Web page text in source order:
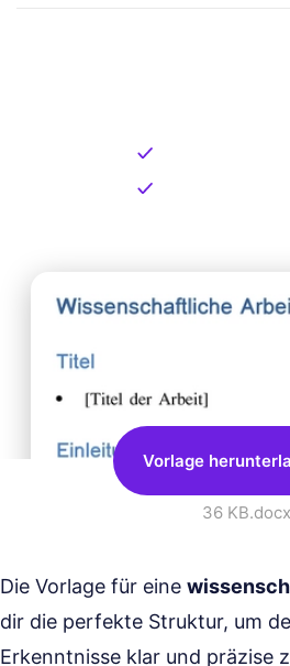
Vorlage
36 KB.docx
Die Vorlage für eine
dir die perfekte Struktur, um
Erkenntnisse klar und präzise